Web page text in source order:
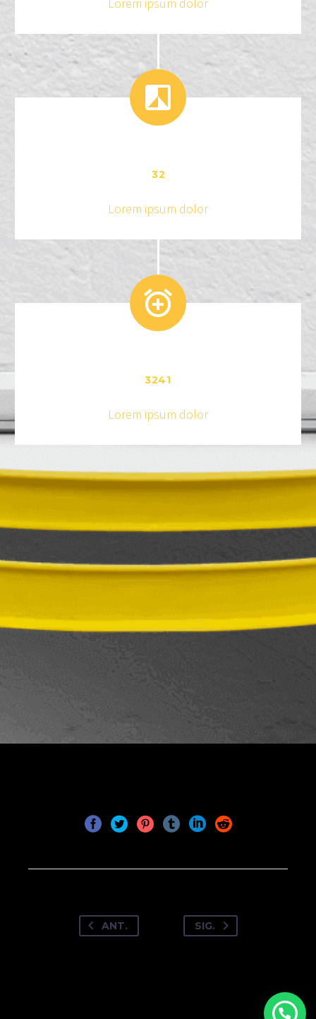


32
Lorem ipsum dolor


3241
Lorem ipsum dolor
ANT. SIG.